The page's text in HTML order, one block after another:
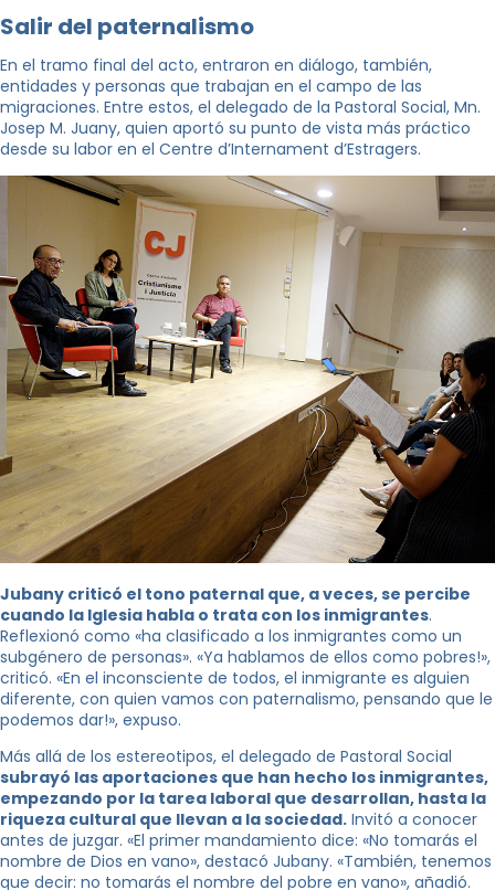
Salir del paternalismo
En el tramo final del acto, entraron en diálogo, también,
entidades y personas que trabajan en el campo de las
migraciones. Entre estos, el delegado de la Pastoral Social, Mn.
Josep M. Juany, quien aportó su punto de vista más práctico
desde su labor en el Centre d’Internament d’Estragers.
Jubany criticó el tono paternal que, a veces, se percibe
cuando la Iglesia habla o trata con los inmigrantes.
Reflexionó como «ha clasificado a los inmigrantes como un
subgénero de personas». «Ya hablamos de ellos como pobres!»,
criticó. «En el inconsciente de todos, el inmigrante es alguien
diferente, con quien vamos con paternalismo, pensando que le
podemos dar!», expuso.
Más allá de los estereotipos, el delegado de Pastoral Social
subrayó las aportaciones que han hecho los inmigrantes,
empezando por la tarea laboral que desarrollan, hasta la
riqueza cultural que llevan a la sociedad. Invitó a conocer
antes de juzgar. «El primer mandamiento dice: «No tomarás el
nombre de Dios en vano», destacó Jubany. «También, tenemos
que decir: no tomarás el nombre del pobre en vano», añadió.